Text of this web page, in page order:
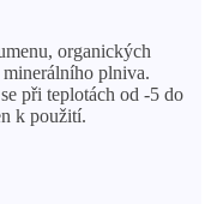
organických
plniva.
při teplotách od -5 do
k použití.